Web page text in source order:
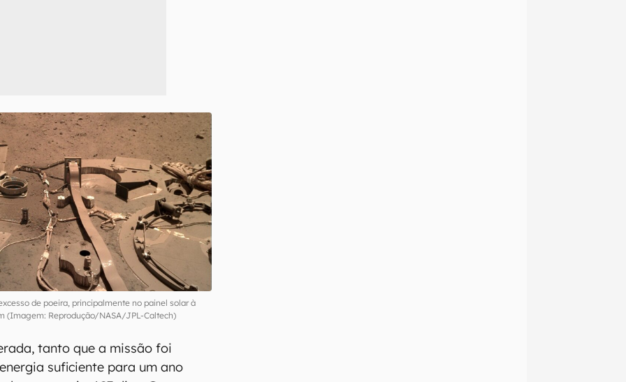
de poeira, principalmente no painel solar à
(Imagem: Reprodução/NASA/JPL-Caltech)
tanto que a missão foi
suficiente para um ano